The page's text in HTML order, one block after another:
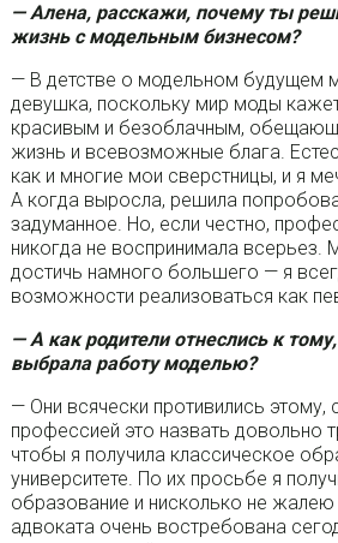
— Алена, расскажи, почему ты
жизнь с модельным бизнесом?
— В детстве о модельном будущем
девушка, поскольку мир моды
красивым и безоблачным,
жизнь и всевозможные блага.
как и многие мои сверстницы, и я
А когда выросла, решила
задуманное. Но, если честно,
никогда не воспринимала всерьез.
достичь намного большего — я
возможности реализоваться как
— А как родители отнеслись к
выбрала работу моделью?
— Они всячески противились этому,
профессией это назвать довольно
чтобы я получила классическое
университете. По их просьбе я
образование и нисколько не
адвоката очень востребована